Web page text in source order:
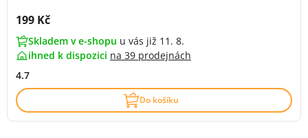
Cena s DPH:
199 Kč
Skladem v e-shopu u vás již 11. 8.
ihned k dispozici na 39 prodejnách
4.7
Do košíku